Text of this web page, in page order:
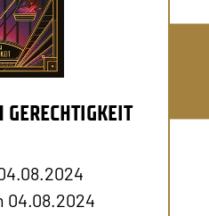
04.08.2024